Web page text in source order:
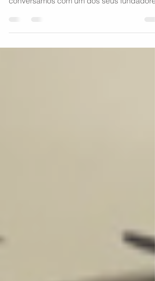
conversamos com um dos seus
Cmte. Dantas....